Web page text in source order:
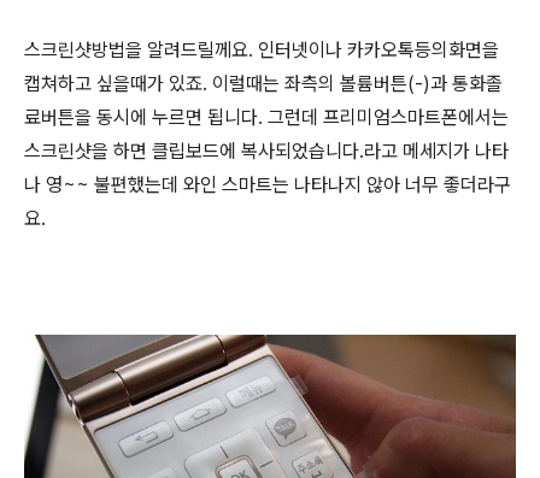
스크린샷방법을 알려드릴께요. 인터넷이나 카카오톡등의화면을
캡쳐하고 싶을때가 있죠. 이럴때는 좌측의 볼륨버튼(-)과 통화졸
료버튼을 동시에 누르면 됩니다. 그런데 프리미엄스마트폰에서는
스크린샷을 하면 클립보드에 복사되었습니다.라고 메세지가 나타
나 영~~ 불편했는데 와인 스마트는 나타나지 않아 너무 좋더라구
요.